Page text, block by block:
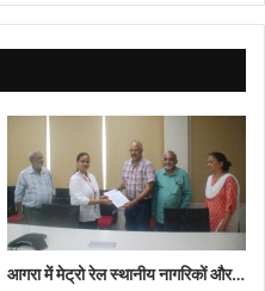
आगरा में मेट्रो रेल स्थानीय नागरिकों और…